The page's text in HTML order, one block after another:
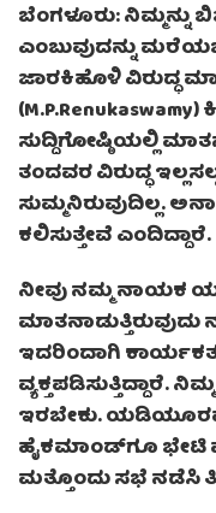
ಬೆಂಗಳೂರು:
ಎಂಬುವುದನ್ನು
ಜಾರಕಿಹೊಳಿ ವಿರುದ್ಧ
(M.P.Renukaswamy)
ಸುದ್ದಿಗೋಷ್ಠಿಯಲ್ಲಿ
ತಂದವರ ವಿರುದ್ಧ
ಸುಮ್ಮನಿರುವುದಿಲ್ಲ.
ಕಲಿಸುತ್ತೇವೆ ಎಂದಿದ್ದಾರೆ.
ನೀವು ನಮ್ಮ ನಾಯಕ
ಇದರಿಂದಾಗಿ
ವ್ಯಕ್ತಪಡಿಸುತ್ತಿದ್ದಾರೆ.
ಇರಬೇಕು.
ಹೈಕಮಾಂಡ್‌ಗೂ ಭೇಟಿ
ಮತ್ತೊಂದು ಸಭೆ ನಡೆಸಿ